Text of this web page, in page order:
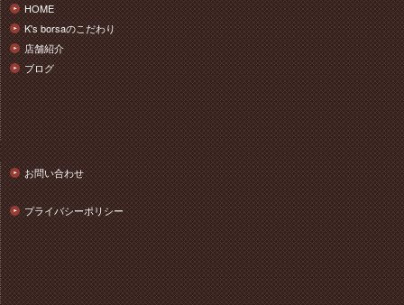
HOME
K's borsaのこだわり
店舗紹介
ブログ
お問い合わせ
プライバシーポリシー